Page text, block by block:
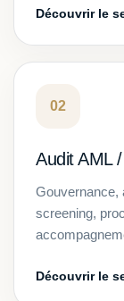
Découvrir le
02
Audit AML
Gouvernance,
screening,
Découvrir le